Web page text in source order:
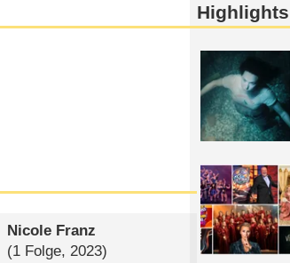
Nicole Franz
(1 Folge, 2023)
Highlights